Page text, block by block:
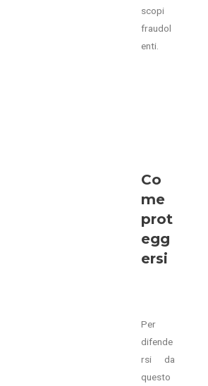
scopi
fraudol
enti.
Co
me
prot
egg
ersi
Per
difende
rsi da
questo